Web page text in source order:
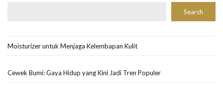
Search
Moisturizer untuk Menjaga Kelembapan Kulit
Cewek Bumi: Gaya Hidup yang Kini Jadi Tren Populer